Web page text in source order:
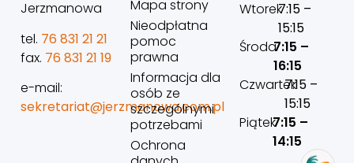
Jerzmanowa
tel. 76 831 21 21
fax. 76 831 21 19
e-mail:
sekretariat@jerzmanowa.com.pl
Mapa strony
Nieodpłatna
pomoc
prawna
Informacja dla
osób ze
szczególnymi
potrzebami
Ochrona
Wtorek7:15 –
15:15
Środa7:15 –
16:15
Czwartek7:15 –
15:15
Piątek7:15 –
14:15